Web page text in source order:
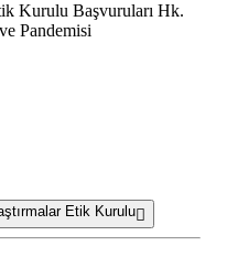
Kurulu Başvuruları Hk.
Pandemisi
Etik Kurulu